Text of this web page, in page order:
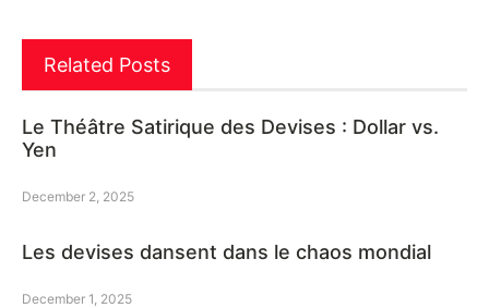
Related Posts
Le Théâtre Satirique des Devises : Dollar vs.
Yen
December 2, 2025
Les devises dansent dans le chaos mondial
December 1, 2025